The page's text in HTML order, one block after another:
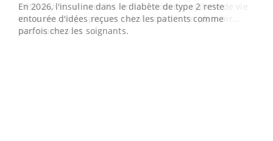
En 2026, l'insuline dans le diabète de type 2 reste
entourée d'idées reçues chez les patients comme
parfois chez les soignants.
L'été arrive… et avec lui, un tout nouveau rythme de vie !
Vacances, plage, piscine, soleil, activités en plein air…
Nos mains sont ...